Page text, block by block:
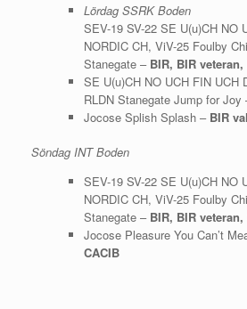
Lördag SSRK Boden
SEV-19 SV-22 SE U(u)CH NO
NORDIC CH, ViV-25 Foulby
Stanegate – BIR, BIR
SE U(u)CH NO UCH FIN UCH
RLDN Stanegate Jump for Joy
Jocose Splish Splash – BIR
Söndag INT Boden
SEV-19 SV-22 SE U(u)CH NO
NORDIC CH, ViV-25 Foulby
Stanegate – BIR, BIR veteran,
Jocose Pleasure You Can’t
CACIB